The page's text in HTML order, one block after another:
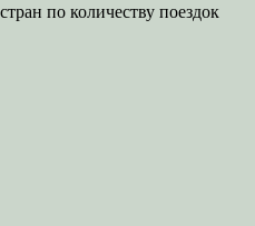
по количеству поездок